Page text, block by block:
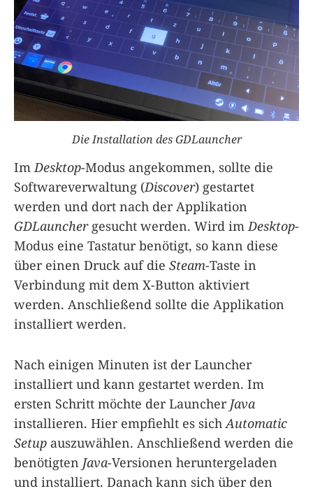
Die Installation des GDLauncher
Im Desktop-Modus angekommen, sollte die
Softwareverwaltung (Discover) gestartet
werden und dort nach der Applikation
GDLaunchergesucht werden. Wird im Desktop-
Modus eine Tastatur benötigt, so kann diese
über einen Druck auf die Steam-Taste in
Verbindung mit dem X-Button aktiviert
werden. Anschließend sollte die Applikation
installiert werden.
Nach einigen Minuten ist der Launcher
installiert und kann gestartet werden. Im
ersten Schritt möchte der Launcher Java
installieren. Hier empfiehlt es sich Automatic
Setup auszuwählen. Anschließend werden die
benötigten Java-Versionen heruntergeladen
und installiert. Danach kann sich über den